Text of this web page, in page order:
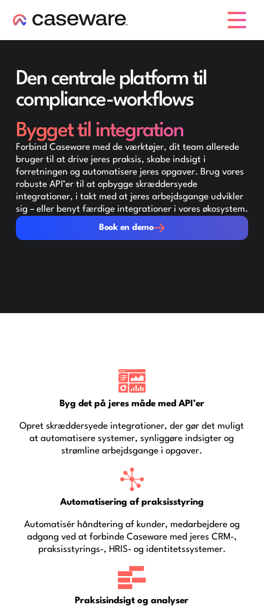
Den centrale platform til
compliance-workflows
Bygget til integration
Forbind Caseware med de værktøjer, dit team allerede
bruger til at drive jeres praksis, skabe indsigt i
forretningen og automatisere jeres opgaver. Brug vores
robuste API’er til at opbygge skræddersyede
integrationer, i takt med at jeres arbejdsgange udvikler
sig – eller benyt færdige integrationer i vores økosystem.
Book en demo
Book en demo
Byg det på jeres måde med API’er
Opret skræddersyede integrationer, der gør det muligt
at automatisere systemer, synliggøre indsigter og
strømline arbejdsgange i opgaver.
Automatisering af praksisstyring
Automatisér håndtering af kunder, medarbejdere og
adgang ved at forbinde Caseware med jeres CRM-,
praksisstyrings-, HRIS- og identitetssystemer.
Praksisindsigt og analyser